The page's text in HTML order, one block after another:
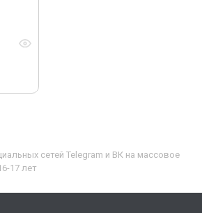
сетей Telegram и ВК на массовое
17 лет